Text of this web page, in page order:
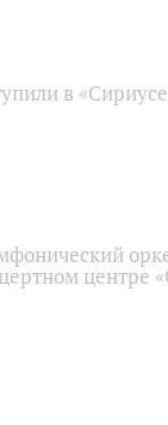
в
центре